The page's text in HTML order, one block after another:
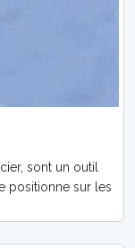
sont un outil
positionne sur les